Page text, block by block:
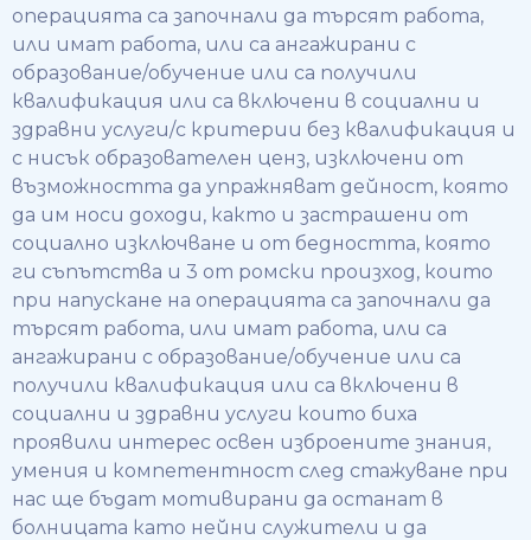
операцията са започнали да търсят работа,
или имат работа, или са ангажирани с
образование/обучение или са получили
квалификация или са включени в социални и
здравни услуги/с критерии без квалификация и
с нисък образователен ценз, изключени от
възможността да упражняват дейност, която
да им носи доходи, както и застрашени от
социално изключване и от бедността, която
ги съпътства и 3 от ромски произход, които
при напускане на операцията са започнали да
търсят работа, или имат работа, или са
ангажирани с образование/обучение или са
получили квалификация или са включени в
социални и здравни услуги които биха
проявили интерес освен изброените знания,
умения и компетентност след стажуване при
нас ще бъдат мотивирани да останат в
болницата като нейни служители и да